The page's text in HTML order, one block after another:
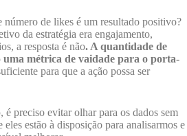
número de likes é um resultado positivo?
da estratégia era engajamento,
a resposta é não. A quantidade de
métrica de vaidade para o porta-
para que a ação possa ser
é preciso evitar olhar para os dados sem
estão à disposição para analisarmos e